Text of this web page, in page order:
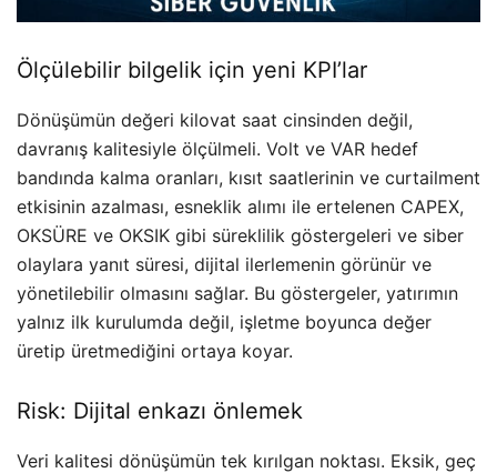
Ölçülebilir bilgelik için yeni KPI’lar
Dönüşümün değeri kilovat saat cinsinden değil,
davranış kalitesiyle ölçülmeli. Volt ve VAR hedef
bandında kalma oranları, kısıt saatlerinin ve curtailment
etkisinin azalması, esneklik alımı ile ertelenen CAPEX,
OKSÜRE ve OKSIK gibi süreklilik göstergeleri ve siber
olaylara yanıt süresi, dijital ilerlemenin görünür ve
yönetilebilir olmasını sağlar. Bu göstergeler, yatırımın
yalnız ilk kurulumda değil, işletme boyunca değer
üretip üretmediğini ortaya koyar.
Risk: Dijital enkazı önlemek
Veri kalitesi dönüşümün tek kırılgan noktası. Eksik, geç